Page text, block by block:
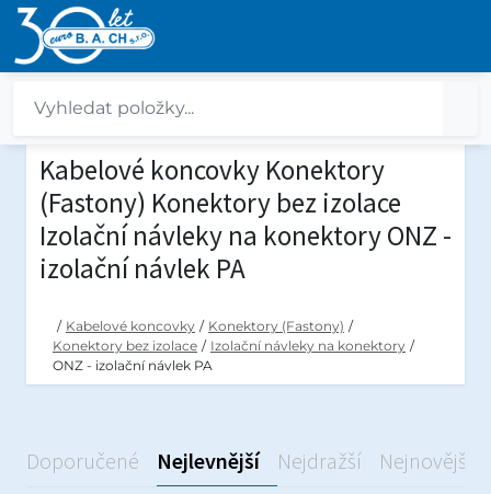
Kabelové koncovky Konektory
(Fastony) Konektory bez izolace
Izolační návleky na konektory ONZ -
izolační návlek PA
/ Kabelové koncovky / Konektory (Fastony) /
Konektory bez izolace / Izolační návleky na konektory /
ONZ - izolační návlek PA
Doporučené Nejlevnější Nejdražší Nejnovější